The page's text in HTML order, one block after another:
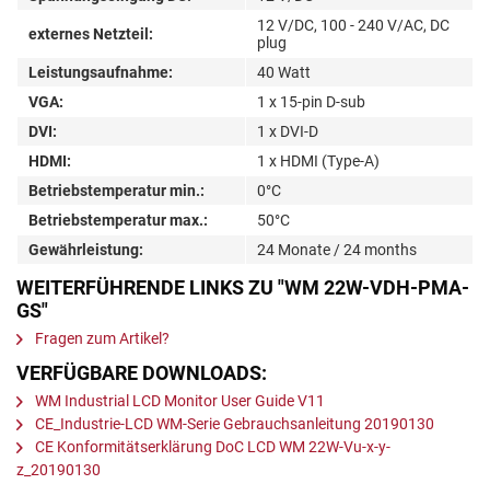
externes Netzteil:
12 V/DC, 100 - 240 V/AC, DC
plug
Leistungsaufnahme:
40 Watt
VGA:
1 x 15-pin D-sub
DVI:
1 x DVI-D
HDMI:
1 x HDMI (Type-A)
Betriebstemperatur min.:
0°C
Betriebstemperatur max.:
50°C
Gewährleistung:
24 Monate / 24 months
WEITERFÜHRENDE LINKS ZU "WM 22W-VDH-PMA-
GS"
Fragen zum Artikel?
VERFÜGBARE DOWNLOADS:
WM Industrial LCD Monitor User Guide V11
CE_Industrie-LCD WM-Serie Gebrauchsanleitung 20190130
CE Konformitätserklärung DoC LCD WM 22W-Vu-x-y-
z_20190130